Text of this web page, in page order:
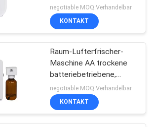
Rohs FCC-Zustimmungs-
Aroma
negotiable MOQ:Verhandelbar
KONTAKT
Raum-Lufterfrischer-
Maschine AA trockene
batteriebetriebene,
Geruch-Diffusor-
Maschine für Toilette
negotiable MOQ:Verhandelbar
KONTAKT